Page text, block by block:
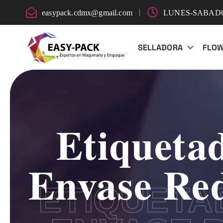
easypack.cdmx@gmail.com LUNES-
SELLADORA
Envase